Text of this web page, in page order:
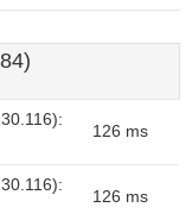
126 ms
126 ms